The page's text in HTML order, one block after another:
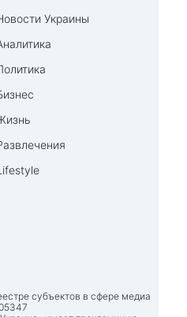
Украины
субъектов в сфере медиа